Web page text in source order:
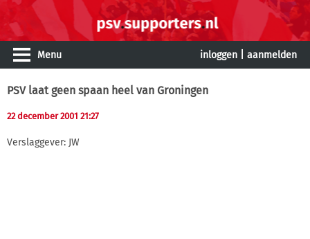
Menu inloggen aanmelden
PSV laat geen spaan heel van Groningen
22 december 2001 21:27
Verslaggever: JW